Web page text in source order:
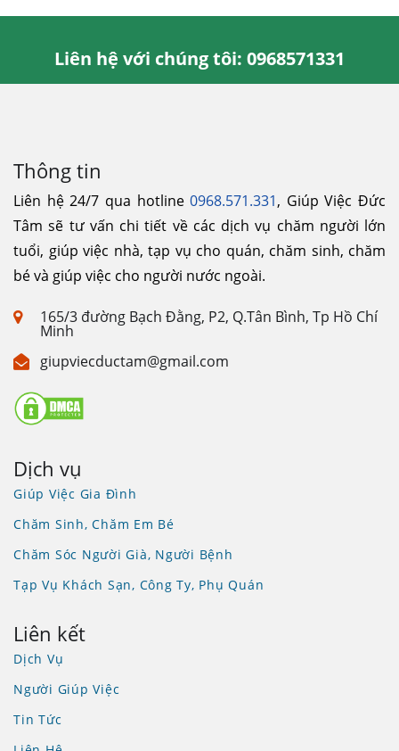
Liên hệ với chúng tôi: 0968571331
Thông tin
Liên hệ 24/7 qua hotline0968.571.331, Giúp Việc Đức
Tâm sẽ tư vấn chi tiết về các dịch vụ chăm người lớn
tuổi, giúp việc nhà, tạp vụ cho quán, chăm sinh, chăm
bé và giúp việc cho người nước ngoài.
165/3 đường Bạch Đằng, P2, Q.Tân Bình, Tp Hồ Chí
Minh
giupviecductam@gmail.com
Dịch vụ
Giúp Việc Gia Đình
Chăm Sinh, Chăm Em Bé
Chăm Sóc Người Già, Người Bệnh
Tạp Vụ Khách Sạn, Công Ty, Phụ Quán
Liên kết
Dịch Vụ
Người Giúp Việc
Tin Tức